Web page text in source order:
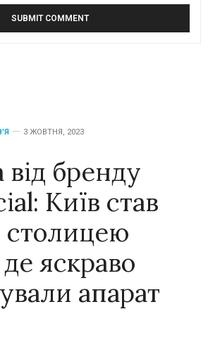
3 ЖОВТНЯ, 2023
бренду
Київ став
яскраво
апарат